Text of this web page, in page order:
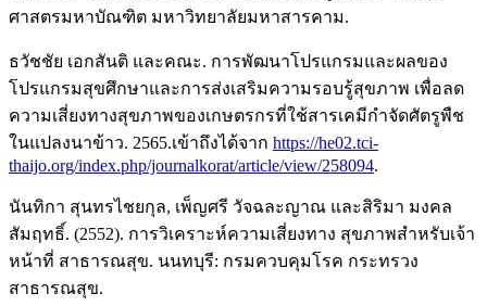
ศาสตรมหาบัณฑิต มหาวิทยาลัยมหาสารคาม.
ธวัชชัย เอกสันติ และคณะ. การพัฒนาโปรแกรมและผลของ
โปรแกรมสุขศึกษาและการส่งเสริมความรอบรู้สุขภาพ เพื่อลด
ความเสี่ยงทางสุขภาพของเกษตรกรที่ใช้สารเคมีกำจัดศัตรูพืช
ในแปลงนาข้าว. 2565.เข้าถึงได้จาก https://he02.tci-
thaijo.org/index.php/journalkorat/article/view/258094.
นันทิกา สุนทรไชยกุล, เพ็ญศรี วัจฉละญาณ และสิริมา มงคล
สัมฤทธิ์. (2552). การวิเคราะห์ความเสี่ยงทาง สุขภาพสำหรับเจ้า
หน้าที่ สาธารณสุข. นนทบุรี: กรมควบคุมโรค กระทรวง
สาธารณสุข.